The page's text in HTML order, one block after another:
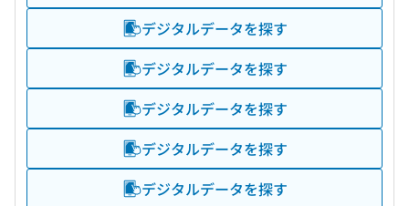
デジタルデータを探す
デジタルデータを探す
デジタルデータを探す
デジタルデータを探す
デジタルデータを探す